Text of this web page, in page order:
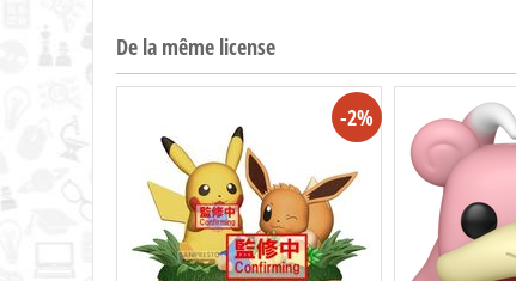
De la même license
-2%